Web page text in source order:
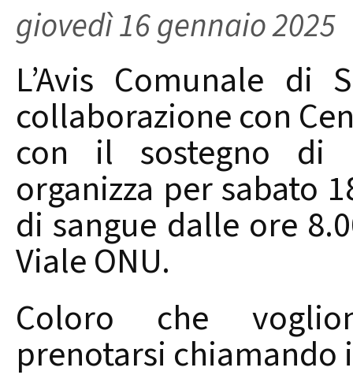
giovedì 16 gennaio 2025
L’Avis Comunale
collaborazione con
con il sostegno di
organizza per sabato
di sangue dalle ore
Viale ONU.
Coloro che
prenotarsi chiamando